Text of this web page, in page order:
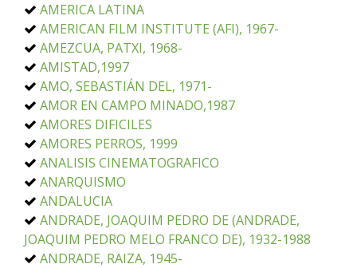
AMERICA LATINA
AMERICAN FILM INSTITUTE (AFI), 1967-
AMEZCUA, PATXI, 1968-
AMISTAD,1997
AMO, SEBASTIÁN DEL, 1971-
AMOR EN CAMPO MINADO,1987
AMORES DIFICILES
AMORES PERROS, 1999
ANALISIS CINEMATOGRAFICO
ANARQUISMO
ANDALUCIA
ANDRADE, JOAQUIM PEDRO DE (ANDRADE,
JOAQUIM PEDRO MELO FRANCO DE), 1932-1988
ANDRADE, RAIZA, 1945-